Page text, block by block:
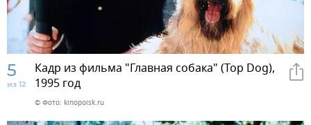
5
из 12
Кадр из фильма "Главная собака" (Top Dog),
1995 год
© Фото: kinopoisk.ru